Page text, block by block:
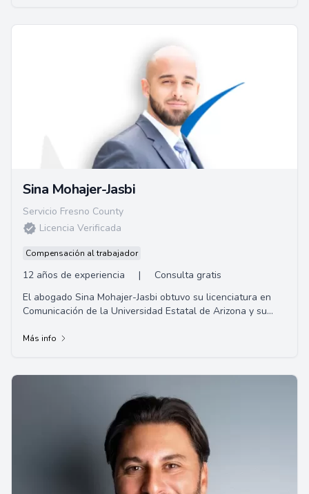
Sina Mohajer-Jasbi
Servicio Fresno County
Licencia Verificada
Compensación al trabajador
12 años de experiencia |
Consulta gratis
El abogado Sina Mohajer-Jasbi obtuvo su licenciatura en
Comunicación de la Universidad Estatal de Arizona y su
Más info